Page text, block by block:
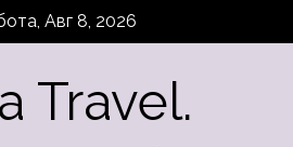
Авг 8, 2026
Travel.